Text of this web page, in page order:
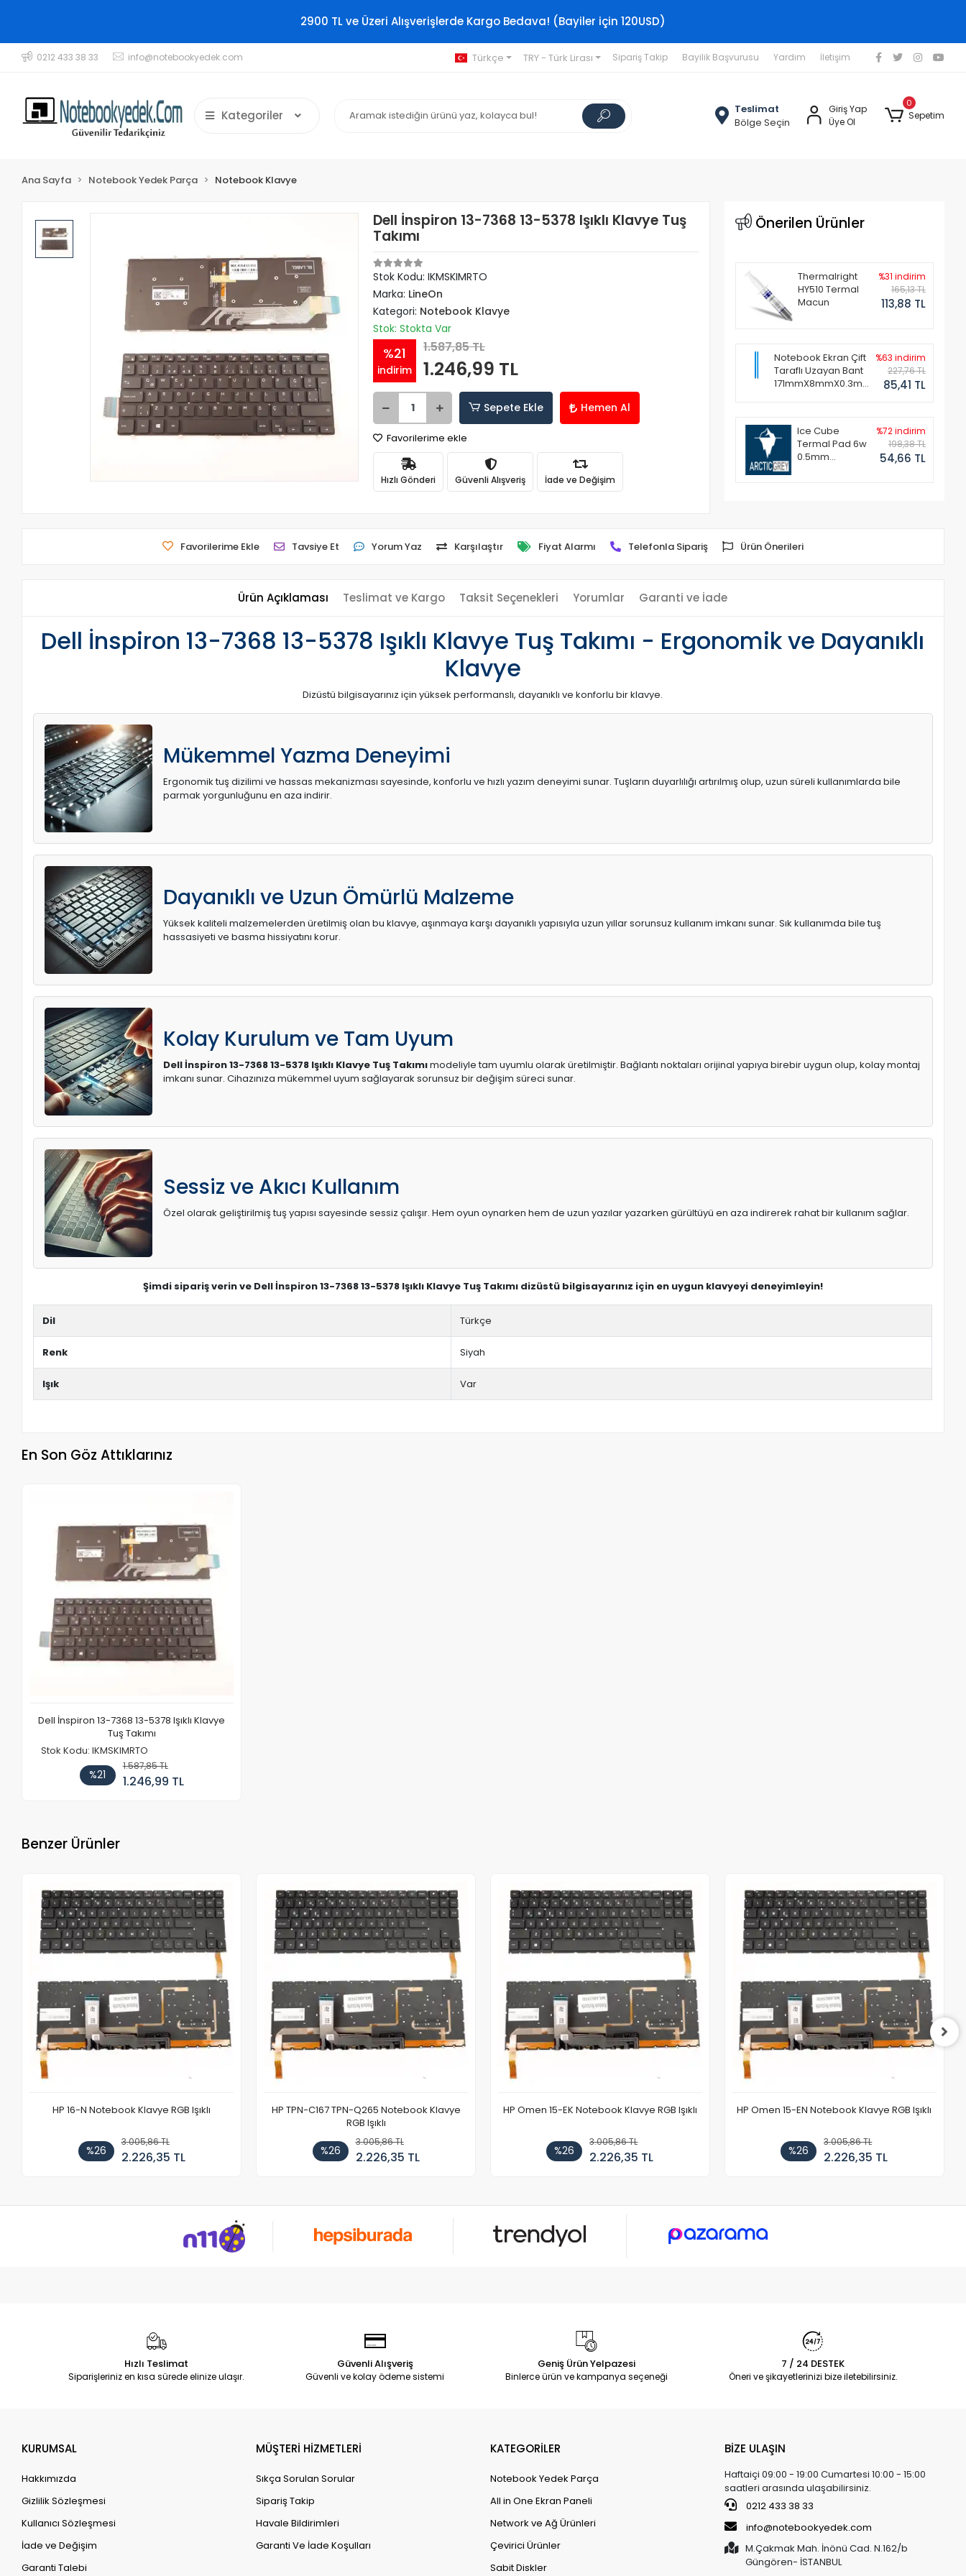
2900 TL ve Üzeri Alışverişlerde Kargo Bedava! (Bayiler için 120USD)
0212 433 38 33 info@notebookyedek.com Türkçe TRY - Türk Lirası Sipariş Takip Bayilik Başvurusu Yardım İletişim
Kategoriler
Teslimat
Bölge Seçin
Giriş Yap
Üye Ol
0
Sepetim
Ana Sayfa Notebook Yedek Parça Notebook Klavye
Dell İnspiron 13-7368 13-5378 Işıklı Klavye Tuş
Takımı
Stok Kodu: IKMSKIMRTO
Marka: LineOn
Kategori: Notebook Klavye
Stok: Stokta Var
%21
indirim
1.587,85 TL
1.246,99 TL
Sepete Ekle Hemen Al
Favorilerime ekle
Hızlı Gönderi Güvenli Alışveriş İade ve Değişim
Önerilen Ürünler
Thermalright
HY510 Termal
Macun
%31 indirim
165,13 TL
113,88 TL
Notebook Ekran Çift
Taraflı Uzayan Bant
171mmX8mmX0.3mm
%63 indirim
227,76 TL
85,41 TL
Ice Cube
Termal Pad 6w
0.5mm
%72 indirim
198,38 TL
54,66 TL
Favorilerime Ekle Tavsiye Et Yorum Yaz Karşılaştır Fiyat Alarmı Telefonla Sipariş Ürün Önerileri
Ürün Açıklaması Teslimat ve Kargo Taksit Seçenekleri Yorumlar Garanti ve İade
Dell İnspiron 13-7368 13-5378 Işıklı Klavye Tuş Takımı - Ergonomik ve Dayanıklı
Klavye
Dizüstü bilgisayarınız için yüksek performanslı, dayanıklı ve konforlu bir klavye.
Mükemmel Yazma Deneyimi
Ergonomik tuş dizilimi ve hassas mekanizması sayesinde, konforlu ve hızlı yazım deneyimi sunar. Tuşların duyarlılığı artırılmış olup, uzun süreli kullanımlarda bile
parmak yorgunluğunu en aza indirir.
Dayanıklı ve Uzun Ömürlü Malzeme
Yüksek kaliteli malzemelerden üretilmiş olan bu klavye, aşınmaya karşı dayanıklı yapısıyla uzun yıllar sorunsuz kullanım imkanı sunar. Sık kullanımda bile tuş
hassasiyeti ve basma hissiyatını korur.
Kolay Kurulum ve Tam Uyum
Dell İnspiron 13-7368 13-5378 Işıklı Klavye Tuş Takımımodeliyle tam uyumlu olarak üretilmiştir. Bağlantı noktaları orijinal yapıya birebir uygun olup, kolay montaj
imkanı sunar. Cihazınıza mükemmel uyum sağlayarak sorunsuz bir değişim süreci sunar.
Sessiz ve Akıcı Kullanım
Özel olarak geliştirilmiş tuş yapısı sayesinde sessiz çalışır. Hem oyun oynarken hem de uzun yazılar yazarken gürültüyü en aza indirerek rahat bir kullanım sağlar.
Şimdi sipariş verin ve Dell İnspiron 13-7368 13-5378 Işıklı Klavye Tuş Takımı dizüstü bilgisayarınız için en uygun klavyeyi deneyimleyin!
Dil Türkçe
Renk Siyah
Işık Var
En Son Göz Attıklarınız
Dell İnspiron 13-7368 13-5378 Işıklı Klavye
Tuş Takımı
Stok Kodu: IKMSKIMRTO
%21
1.587,85 TL
1.246,99 TL
Benzer Ürünler
HP 16-N Notebook Klavye RGB Işıklı
%26
3.005,86 TL
2.226,35 TL
HP TPN-C167 TPN-Q265 Notebook Klavye
RGB Işıklı
%26
3.005,86 TL
2.226,35 TL
HP Omen 15-EK Notebook Klavye RGB Işıklı
%26
3.005,86 TL
2.226,35 TL
HP Omen 15-EN Notebook Klavye RGB Işıklı
%26
3.005,86 TL
2.226,35 TL
Hızlı Teslimat
Siparişleriniz en kısa sürede elinize ulaşır.
Güvenli Alışveriş
Güvenli ve kolay ödeme sistemi
Geniş Ürün Yelpazesi
Binlerce ürün ve kampanya seçeneği
7 / 24 DESTEK
Öneri ve şikayetlerinizi bize iletebilirsiniz.
KURUMSAL
Hakkımızda
Gizlilik Sözleşmesi
Kullanıcı Sözleşmesi
İade ve Değişim
Garanti Talebi
MÜŞTERİ HİZMETLERİ
Sıkça Sorulan Sorular
Sipariş Takip
Havale Bildirimleri
Garanti Ve İade Koşulları
KATEGORİLER
Notebook Yedek Parça
All in One Ekran Paneli
Network ve Ağ Ürünleri
Çevirici Ürünler
Sabit Diskler
BİZE ULAŞIN
Haftaiçi 09:00 - 19:00 Cumartesi 10:00 - 15:00
saatleri arasında ulaşabilirsiniz.
0212 433 38 33
info@notebookyedek.com
M.Çakmak Mah. İnönü Cad. N.162/b
Güngören- İSTANBUL